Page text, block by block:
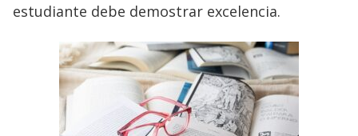
estudiante debe demostrar excelencia.